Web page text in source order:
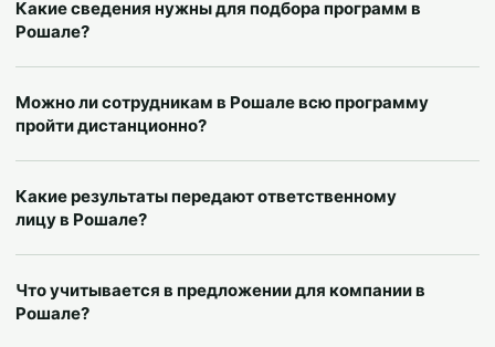
Какие сведения нужны для подбора программ в
Рошале?
Можно ли сотрудникам в Рошале всю программу
пройти дистанционно?
Какие результаты передают ответственному
лицу в Рошале?
Что учитывается в предложении для компании в
Рошале?